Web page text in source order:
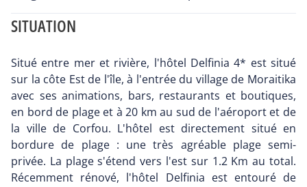
SITUATION
Situé entre mer et rivière, l'hôtel Delfinia 4* est situé
sur la côte Est de l'île, à l'entrée du village de Moraitika
avec ses animations, bars, restaurants et boutiques,
en bord de plage et à 20 km au sud de l'aéroport et de
la ville de Corfou. L'hôtel est directement situé en
bordure de plage : une très agréable plage semi-
privée. La plage s'étend vers l'est sur 1.2 Km au total.
Récemment rénové, l'hôtel Delfinia est entouré de